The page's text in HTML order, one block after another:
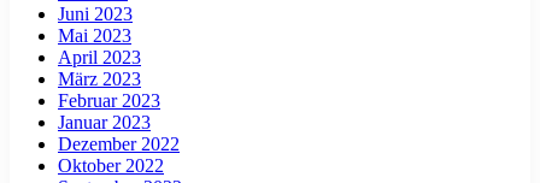
Juni 2023
Mai 2023
April 2023
März 2023
Februar 2023
Januar 2023
Dezember 2022
Oktober 2022